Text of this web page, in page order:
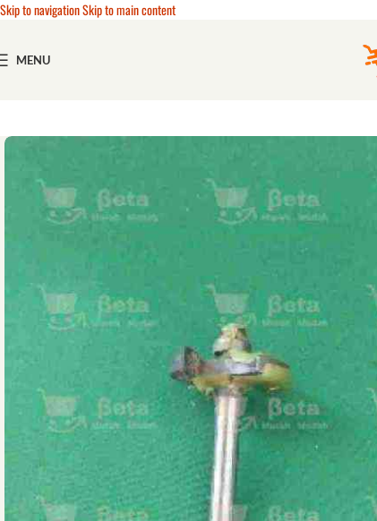
Skip to navigationSkip to main content
MENU